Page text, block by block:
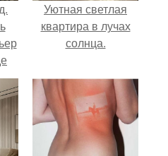
Уютная светлая
квартира в лучах
солнца.